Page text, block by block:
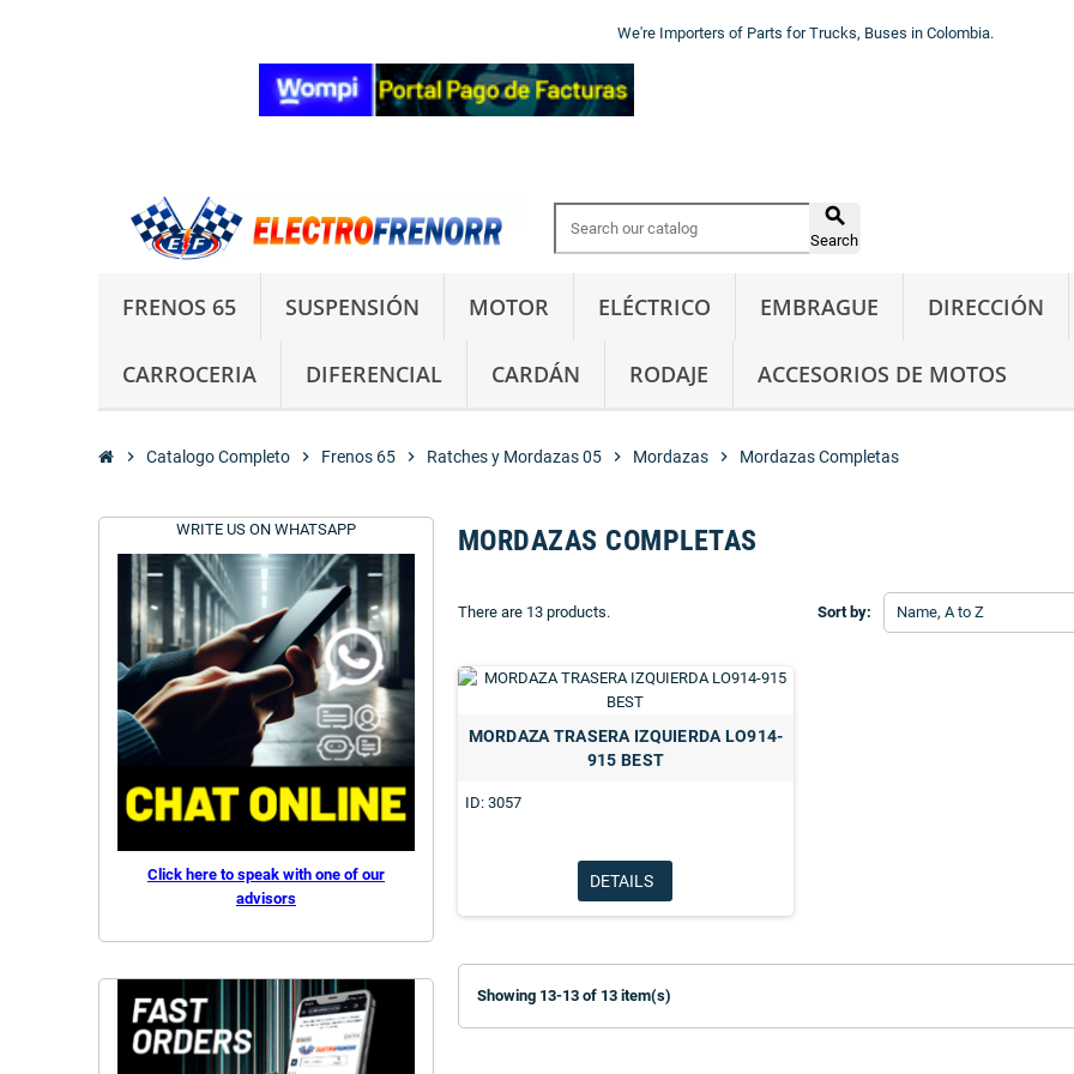
We're Importers of Parts for Trucks, Buses in Colombia.

Search
FRENOS 65 SUSPENSIÓN MOTOR ELÉCTRICO EMBRAGUE DIRECCIÓN
CARROCERIA DIFERENCIAL CARDÁN RODAJE ACCESORIOS DE MOTOS
chevron_right Catalogo Completo chevron_right Frenos 65 chevron_right Ratches y Mordazas 05 chevron_right Mordazas chevron_right Mordazas Completas
WRITE US ON WHATSAPP
Click here to speak with one of our
advisors
MORDAZAS COMPLETAS
Sort by: Name, A to Z
There are 13 products.
MORDAZA TRASERA IZQUIERDA LO914-
915 BEST
ID: 3057
DETAILS
Showing 13-13 of 13 item(s)